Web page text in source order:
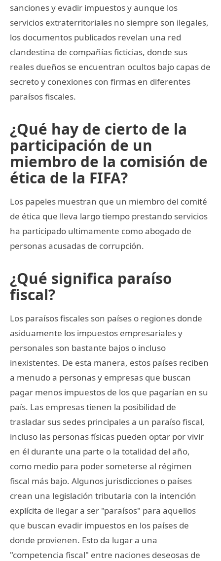
sanciones y evadir impuestos y aunque los
servicios extraterritoriales no siempre son ilegales,
los documentos publicados revelan una red
clandestina de compañías ficticias, donde sus
reales dueños se encuentran ocultos bajo capas de
secreto y conexiones con firmas en diferentes
paraísos fiscales.
¿Qué hay de cierto de la
participación de un
miembro de la comisión de
ética de la FIFA?
Los papeles muestran que un miembro del comité
de ética que lleva largo tiempo prestando servicios
ha participado ultimamente como abogado de
personas acusadas de corrupción.
¿Qué significa paraíso
fiscal?
Los paraísos fiscales son países o regiones donde
asiduamente los impuestos empresariales y
personales son bastante bajos o incluso
inexistentes. De esta manera, estos países reciben
a menudo a personas y empresas que buscan
pagar menos impuestos de los que pagarían en su
país. Las empresas tienen la posibilidad de
trasladar sus sedes principales a un paraíso fiscal,
incluso las personas físicas pueden optar por vivir
en él durante una parte o la totalidad del año,
como medio para poder someterse al régimen
fiscal más bajo. Algunos jurisdicciones o países
crean una legislación tributaria con la intención
explícita de llegar a ser "paraísos" para aquellos
que buscan evadir impuestos en los países de
donde provienen. Esto da lugar a una
"competencia fiscal" entre naciones deseosas de